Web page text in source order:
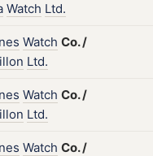
Watch Ltd.
Watch Co./
Ltd.
Watch Co./
Ltd.
Watch Co./